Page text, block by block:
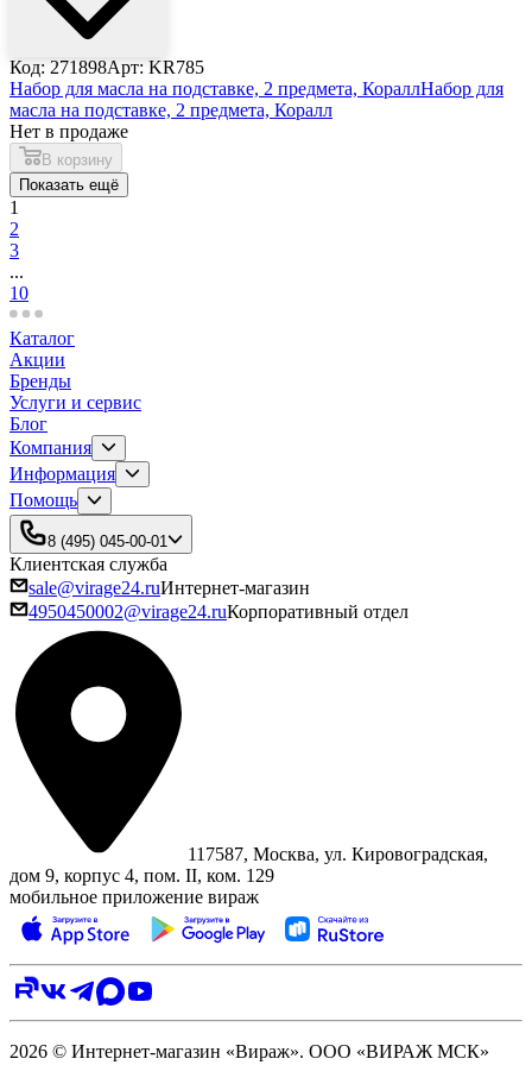
Код: 271898Арт: KR785
Набор для масла на подставке, 2 предмета, КораллНабор для
масла на подставке, 2 предмета, Коралл
Нет в продаже
В корзину
Показать ещё
1
2
3
...
10
Каталог
Акции
Бренды
Услуги и сервис
Блог
Компания
Информация
Помощь
8 (495) 045-00-01
Клиентская служба
sale@virage24.ruИнтернет-магазин
4950450002@virage24.ruКорпоративный отдел
117587, Москва, ул. Кировоградская,
дом 9, корпус 4, пом. II, ком. 129
мобильное приложение вираж
2026 © Интернет-магазин «Вираж». ООО «ВИРАЖ МСК»